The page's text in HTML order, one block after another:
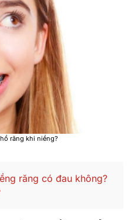
răng khi niềng?
răng có đau không?